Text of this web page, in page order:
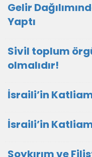
Gelir
Yaptı
Sivil toplum
olmalıdır!
İsraili’in
İsraili’in
Soykırım ve